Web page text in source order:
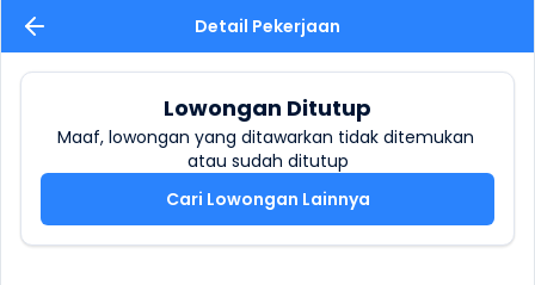
Detail Pekerjaan
Lowongan Ditutup
Maaf, lowongan yang ditawarkan tidak ditemukan
atau sudah ditutup
Cari Lowongan Lainnya